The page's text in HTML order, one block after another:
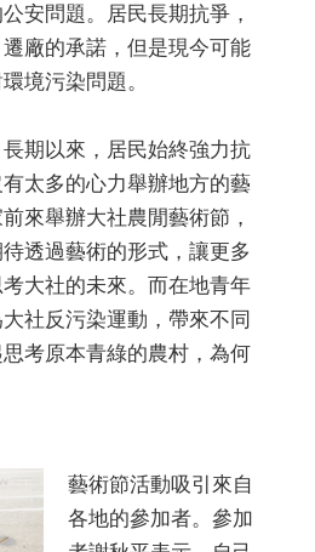
安問題。居民長期抗爭，
廠的承諾，但是現今可能
境污染問題。
期以來，居民始終強力抗
太多的心力舉辦地方的藝
來舉辦大社農閒藝術節，
透過藝術的形式，讓更多
大社的未來。而在地青年
社反污染運動，帶來不同
考原本青綠的農村，為何
藝術節活動吸引來自
各地的參加者。參加